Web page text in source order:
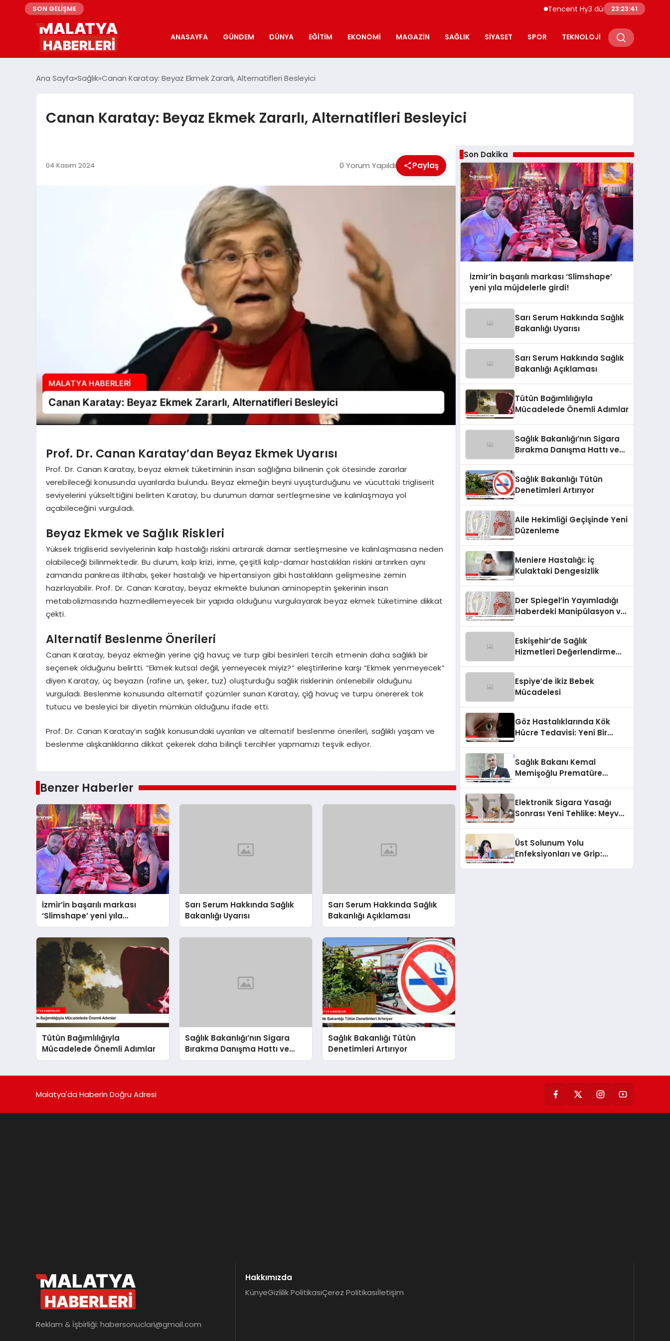
SON GELİŞME Tencent Hy3 dünya genelinde
23:23:42
ANASAYFA GÜNDEM DÜNYA EĞITIM EKONOMI MAGAZIN SAĞLIK SIYASET SPOR TEKNOLOJI
Ana Sayfa Sağlık Canan Karatay: Beyaz Ekmek Zararlı, Alternatifleri Besleyici
Canan Karatay: Beyaz Ekmek Zararlı, Alternatifleri Besleyici
04 Kasım 2024 0 Yorum Yapıldı Paylaş
Prof. Dr. Canan Karatay’dan Beyaz Ekmek Uyarısı
Prof. Dr. Canan Karatay, beyaz ekmek tüketiminin insan sağlığına bilinenin çok ötesinde zararlar
verebileceği konusunda uyarılarda bulundu. Beyaz ekmeğin beyni uyuşturduğunu ve vücuttaki trigliserit
seviyelerini yükselttiğini belirten Karatay, bu durumun damar sertleşmesine ve kalınlaşmaya yol
açabileceğini vurguladı.
Beyaz Ekmek ve Sağlık Riskleri
Yüksek trigliserid seviyelerinin kalp hastalığı riskini artırarak damar sertleşmesine ve kalınlaşmasına neden
olabileceği bilinmektedir. Bu durum, kalp krizi, inme, çeşitli kalp-damar hastalıkları riskini artırırken aynı
zamanda pankreas iltihabı, şeker hastalığı ve hipertansiyon gibi hastalıkların gelişmesine zemin
hazırlayabilir. Prof. Dr. Canan Karatay, beyaz ekmekte bulunan aminopeptin şekerinin insan
metabolizmasında hazmedilemeyecek bir yapıda olduğunu vurgulayarak beyaz ekmek tüketimine dikkat
çekti.
Alternatif Beslenme Önerileri
Canan Karatay, beyaz ekmeğin yerine çiğ havuç ve turp gibi besinleri tercih etmenin daha sağlıklı bir
seçenek olduğunu belirtti. “Ekmek kutsal değil, yemeyecek miyiz?” eleştirilerine karşı “Ekmek yenmeyecek”
diyen Karatay, üç beyazın (rafine un, şeker, tuz) oluşturduğu sağlık risklerinin önlenebilir olduğunu
vurguladı. Beslenme konusunda alternatif çözümler sunan Karatay, çiğ havuç ve turpu önererek tok
tutucu ve besleyici bir diyetin mümkün olduğunu ifade etti.
Prof. Dr. Canan Karatay’ın sağlık konusundaki uyarıları ve alternatif beslenme önerileri, sağlıklı yaşam ve
beslenme alışkanlıklarına dikkat çekerek daha bilinçli tercihler yapmamızı teşvik ediyor.
Benzer Haberler
İzmir’in başarılı markası
‘Slimshape’ yeni yıla
müjdelerle girdi!
Sarı Serum Hakkında Sağlık
Bakanlığı Uyarısı
Sarı Serum Hakkında Sağlık
Bakanlığı Açıklaması
Tütün Bağımlılığıyla
Mücadelede Önemli Adımlar
Sağlık Bakanlığı’nın Sigara
Bırakma Danışma Hattı ve
Sigara Bırakma Poliklinikleri
Sağlık Bakanlığı Tütün
Denetimleri Artırıyor
Son Dakika
İzmir’in başarılı markası ‘Slimshape’
yeni yıla müjdelerle girdi!
Sarı Serum Hakkında Sağlık
Bakanlığı Uyarısı
Sarı Serum Hakkında Sağlık
Bakanlığı Açıklaması
Tütün Bağımlılığıyla
Mücadelede Önemli Adımlar
Sağlık Bakanlığı’nın Sigara
Bırakma Danışma Hattı ve
Sağlık Bakanlığı Tütün
Denetimleri Artırıyor
Aile Hekimliği Geçişinde Yeni
Düzenleme
Meniere Hastalığı: İç
Kulaktaki Dengesizlik
Der Spiegel’in Yayımladığı
Haberdeki Manipülasyon ve
Eskişehir’de Sağlık
Hizmetleri Değerlendirme
Espiye’de İkiz Bebek
Mücadelesi
Göz Hastalıklarında Kök
Hücre Tedavisi: Yeni Bir
Sağlık Bakanı Kemal
Memişoğlu Prematüre
Elektronik Sigara Yasağı
Sonrası Yeni Tehlike: Meyve
Üst Solunum Yolu
Enfeksiyonları ve Grip:
Malatya'da Haberin Doğru Adresi
Reklam & İşbirliği: habersonuclari@gmail.com
Hakkımızda
KünyeGizlilik PolitikasıÇerez Politikasıİletişim